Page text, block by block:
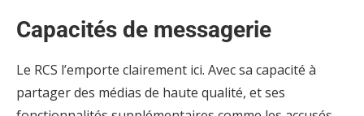
Capacités de messagerie
Le RCS l’emporte clairement ici. Avec sa capacité à
partager des médias de haute qualité, et ses